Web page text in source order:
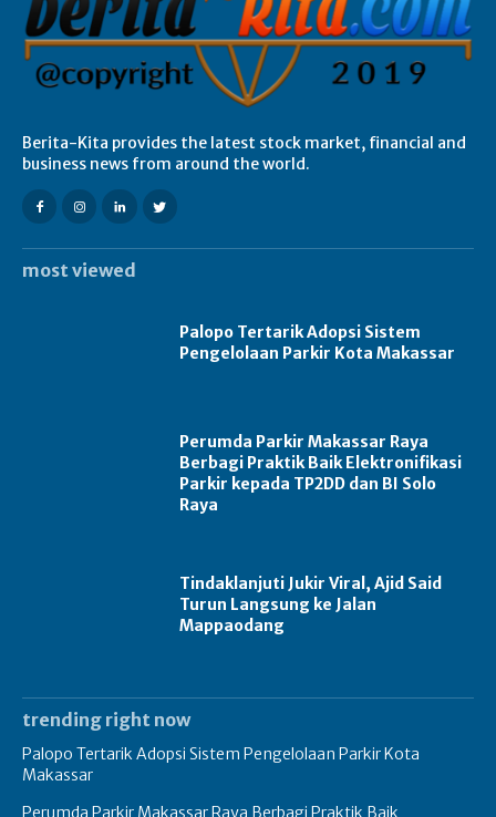
Berita-Kita provides the latest stock market, financial and
business news from around the world.
most viewed
Palopo Tertarik Adopsi Sistem
Pengelolaan Parkir Kota Makassar
Perumda Parkir Makassar Raya
Berbagi Praktik Baik Elektronifikasi
Parkir kepada TP2DD dan BI Solo
Raya
Tindaklanjuti Jukir Viral, Ajid Said
Turun Langsung ke Jalan
Mappaodang
trending right now
Palopo Tertarik Adopsi Sistem Pengelolaan Parkir Kota
Makassar
Perumda Parkir Makassar Raya Berbagi Praktik Baik